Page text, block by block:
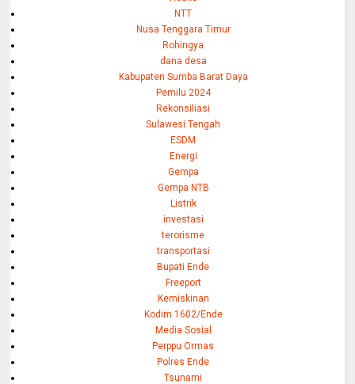
NTT
Nusa Tenggara Timur
Rohingya
dana desa
Kabupaten Sumba Barat Daya
Pemilu 2024
Rekonsiliasi
Sulawesi Tengah
ESDM
Energi
Gempa
Gempa NTB
Listrik
investasi
terorisme
transportasi
Bupati Ende
Freeport
Kemiskinan
Kodim 1602/Ende
Media Sosial
Perppu Ormas
Polres Ende
Tsunami